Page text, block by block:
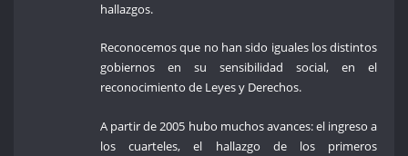
hallazgos.
Reconocemos que no han sido iguales los distintos
gobiernos en su sensibilidad social, en el
reconocimiento de Leyes y Derechos.
A partir de 2005 hubo muchos avances: el ingreso a
los cuarteles, el hallazgo de los primeros